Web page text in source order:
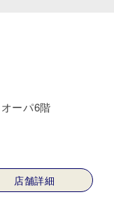
ーパ6階
店舗詳細